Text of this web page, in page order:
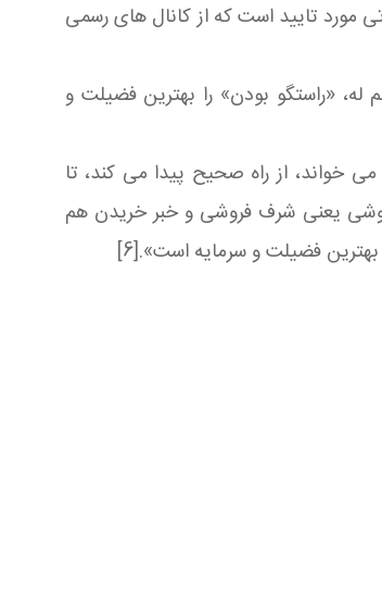
مورد تایید است که از کانال های رسمی
«راستگو بودن» را بهترین فضیلت و
از راه صحیح پیدا می کند، تا
یعنی شرف فروشی و خبر خریدن هم
فضیلت و سرمایه است».[6]